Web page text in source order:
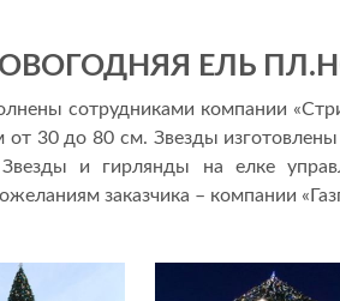
ЕЛЬ
сотрудниками компании
30 до 80 см. Звезды
и гирлянды на елке
заказчика – компании